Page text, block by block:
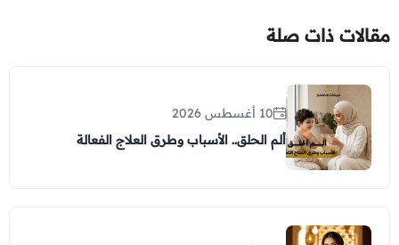
مقالات ذات صلة
10 أغسطس 2026
ألم الحلق.. الأسباب وطرق العلاج الفعالة